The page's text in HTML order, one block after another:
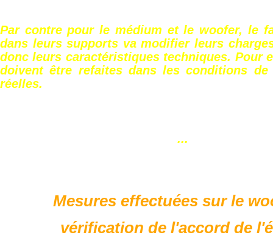
Par contre pour le médium et le woofer, le
dans leurs supports va modifier leurs
donc leurs caractéristiques techniques. Pour
doivent être refaites dans les conditions de
réelles.
...
Mesures effectuées sur le
vérification de l'accord de